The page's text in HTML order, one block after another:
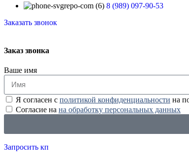
8 (989) 097-90-53
Заказать звонок
Заказ звонка
Ваше имя
Я согласен с политикой конфиденциальности на
Согласие на на обработку персональных данных
Запросить кп